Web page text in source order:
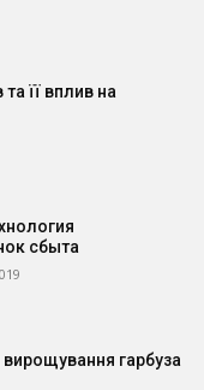
та її вплив на
сбыта
вирощування гарбуза